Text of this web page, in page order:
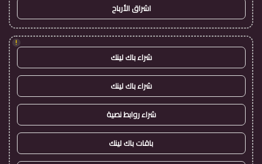
اشراق الأرباح
!
شراء باك لينك
شراء باك لينك
شراء روابط نصية
باقات باك لينك